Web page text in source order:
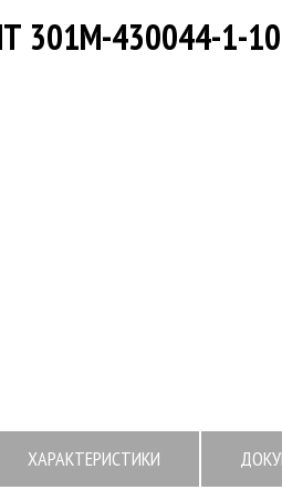
301М-430044-1-10
ХАРАКТЕРИСТИКИ